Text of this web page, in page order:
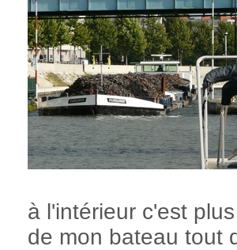
à l'intérieur c'est
de mon bateau tout